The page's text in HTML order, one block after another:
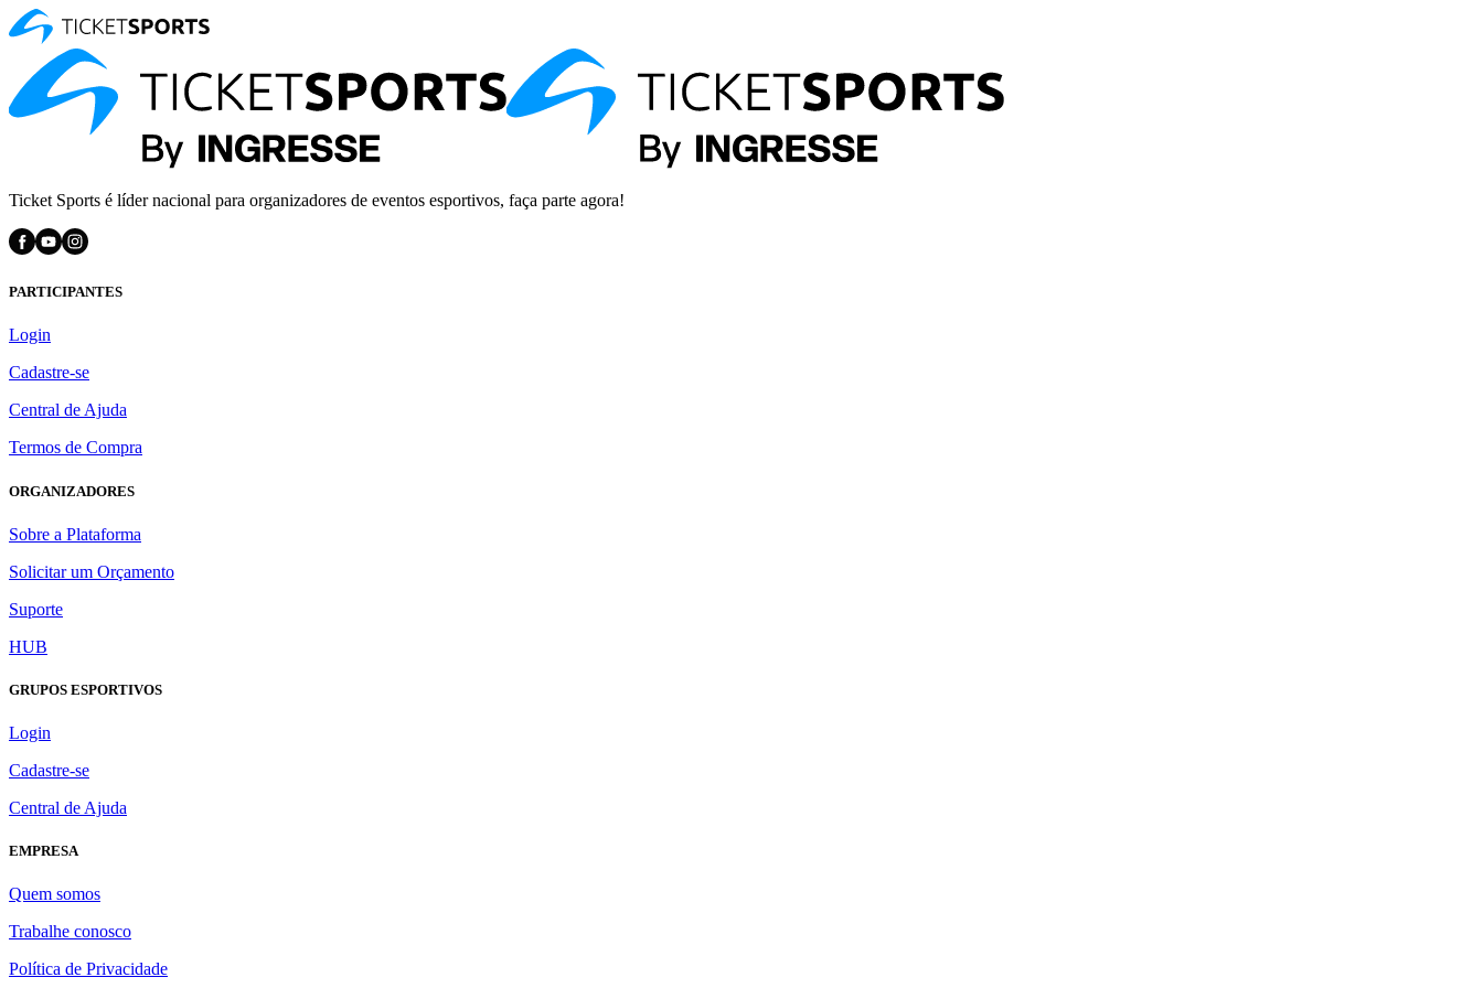
Ticket Sports é líder nacional para organizadores de eventos esportivos, faça parte agora!
PARTICIPANTES
Login
Cadastre-se
Central de Ajuda
Termos de Compra
ORGANIZADORES
Sobre a Plataforma
Solicitar um Orçamento
Suporte
HUB
GRUPOS ESPORTIVOS
Login
Cadastre-se
Central de Ajuda
EMPRESA
Quem somos
Trabalhe conosco
Política de Privacidade